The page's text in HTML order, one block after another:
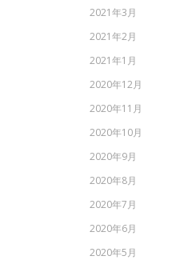
2021年3月
2021年2月
2021年1月
2020年12月
2020年11月
2020年10月
2020年9月
2020年8月
2020年7月
2020年6月
2020年5月